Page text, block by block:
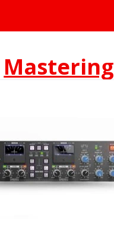
Mastering